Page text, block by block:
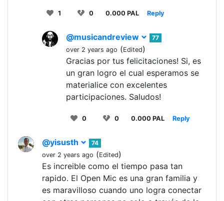
1 0 0.000 PAL Reply
@musicandreview
77
over 2 years ago (Edited)
Gracias por tus felicitaciones! Si, es
un gran logro el cual esperamos se
materialice con excelentes
participaciones. Saludos!
0 0 0.000 PAL Reply
@yisusth
74
over 2 years ago (Edited)
Es increible como el tiempo pasa tan
rapido. El Open Mic es una gran familia y
es maravilloso cuando uno logra conectar